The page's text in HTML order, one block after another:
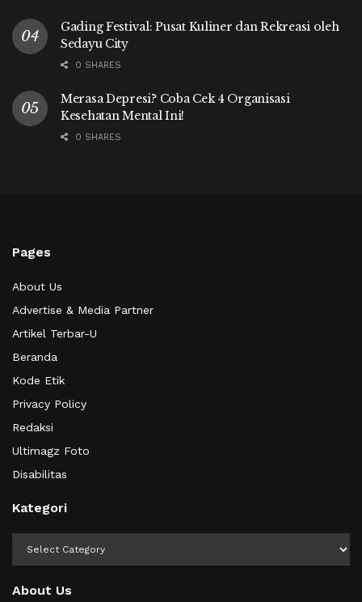
Gading Festival: Pusat Kuliner dan Rekreasi oleh
Sedayu City
0 SHARES
Merasa Depresi? Coba Cek 4 Organisasi
Kesehatan Mental Ini!
0 SHARES
Pages
About Us
Advertise & Media Partner
Artikel Terbar-U
Beranda
Kode Etik
Privacy Policy
Redaksi
Ultimagz Foto
Disabilitas
Kategori
About Us